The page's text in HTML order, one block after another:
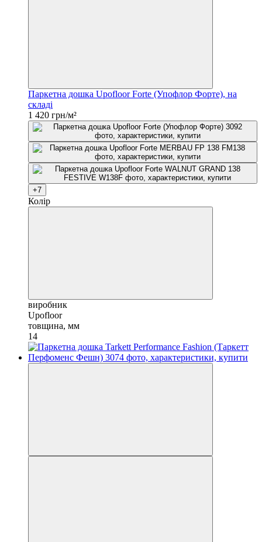
Паркетна дошка Upofloor Forte (Упофлор Форте), на
складі
1 420 грн/м²
+7
Колір
виробник
Upofloor
товщина, мм
14